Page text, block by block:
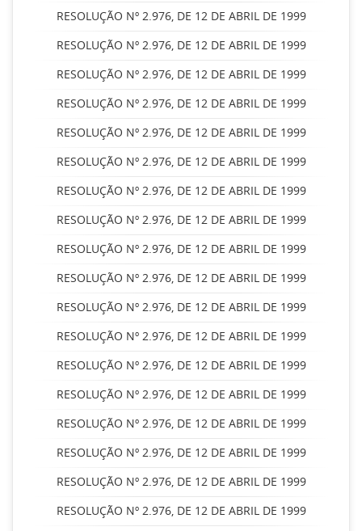
RESOLUÇÃO Nº 2.976, DE 12 DE ABRIL DE 1999
RESOLUÇÃO Nº 2.976, DE 12 DE ABRIL DE 1999
RESOLUÇÃO Nº 2.976, DE 12 DE ABRIL DE 1999
RESOLUÇÃO Nº 2.976, DE 12 DE ABRIL DE 1999
RESOLUÇÃO Nº 2.976, DE 12 DE ABRIL DE 1999
RESOLUÇÃO Nº 2.976, DE 12 DE ABRIL DE 1999
RESOLUÇÃO Nº 2.976, DE 12 DE ABRIL DE 1999
RESOLUÇÃO Nº 2.976, DE 12 DE ABRIL DE 1999
RESOLUÇÃO Nº 2.976, DE 12 DE ABRIL DE 1999
RESOLUÇÃO Nº 2.976, DE 12 DE ABRIL DE 1999
RESOLUÇÃO Nº 2.976, DE 12 DE ABRIL DE 1999
RESOLUÇÃO Nº 2.976, DE 12 DE ABRIL DE 1999
RESOLUÇÃO Nº 2.976, DE 12 DE ABRIL DE 1999
RESOLUÇÃO Nº 2.976, DE 12 DE ABRIL DE 1999
RESOLUÇÃO Nº 2.976, DE 12 DE ABRIL DE 1999
RESOLUÇÃO Nº 2.976, DE 12 DE ABRIL DE 1999
RESOLUÇÃO Nº 2.976, DE 12 DE ABRIL DE 1999
RESOLUÇÃO Nº 2.976, DE 12 DE ABRIL DE 1999